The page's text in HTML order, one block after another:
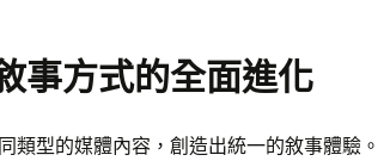
事方式的全面進化
類型的媒體內容，創造出統一的敘事體驗。